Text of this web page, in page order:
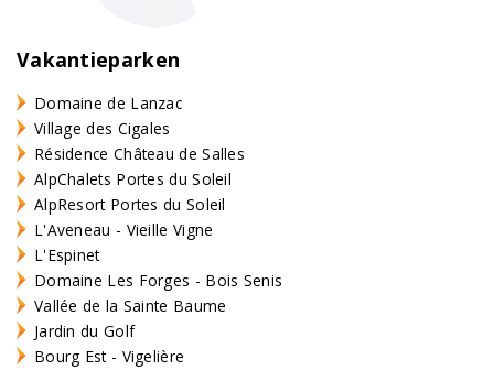
Vakantieparken
Domaine de Lanzac
Village des Cigales
Résidence Château de Salles
AlpChalets Portes du Soleil
AlpResort Portes du Soleil
L'Aveneau - Vieille Vigne
L'Espinet
Domaine Les Forges - Bois Senis
Vallée de la Sainte Baume
Jardin du Golf
Bourg Est - Vigelière